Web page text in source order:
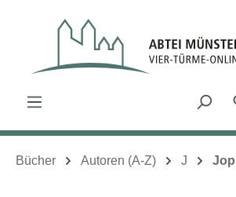
Zum Hauptinhalt springen
Bücher Autoren (A-Z) J